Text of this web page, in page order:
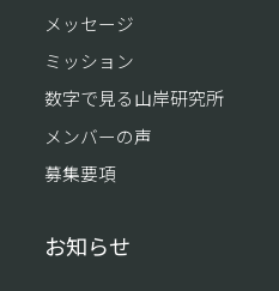
メッセージ
ミッション
数字で見る山岸研究所
メンバーの声
募集要項
お知らせ